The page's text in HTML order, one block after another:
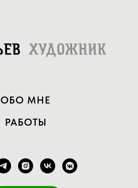
ОБО МНЕ
РАБОТЫ